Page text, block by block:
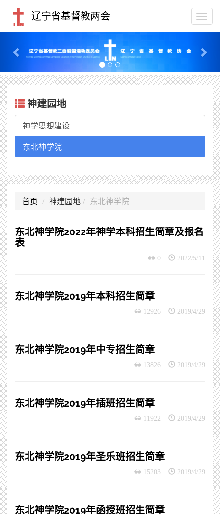
辽宁省基督教两会
神建园地
神学思想建设
东北神学院
首页 神建园地 东北神学院
东北神学院2022年神学本科招生简章及报名
表
0 2022/5/11
东北神学院2019年本科招生简章
12926 2019/4/29
东北神学院2019年中专招生简章
13826 2019/4/29
东北神学院2019年插班招生简章
11922 2019/4/29
东北神学院2019年圣乐班招生简章
15203 2019/4/29
东北神学院2019年函授班招生简章